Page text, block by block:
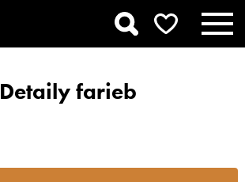
Detaily farieb